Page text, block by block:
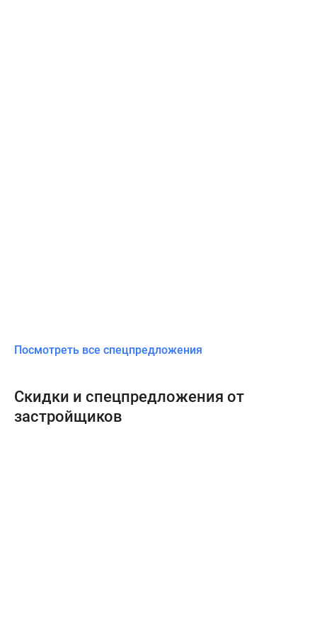
Посмотреть все спецпредложения
Скидки и спецпредложения от
застройщиков